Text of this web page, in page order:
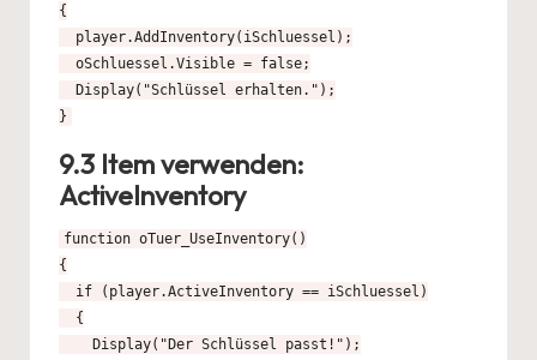
{
  player.AddInventory(iSchluessel);
  oSchluessel.Visible = false;
  Display("Schlüssel erhalten.");
}
9.3 Item verwenden:
ActiveInventory
function oTuer_UseInventory()
{
  if (player.ActiveInventory == iSchluessel)
  {
    Display("Der Schlüssel passt!");